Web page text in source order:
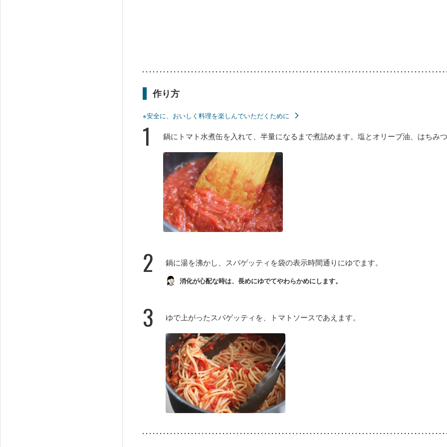
作り方
※安全に、おいしく料理を楽しんでいただくために
1 鍋にトマト水煮缶を入れて、半量になるまで煮詰めます。塩とオリーブ油、はちみつ
2 鍋に湯を沸かし、スパゲッティを袋の表示時間通りにゆでます。
消化が心配な時は、長めにゆでてやわらかめにします。
3 ゆで上がったスパゲッティを、トマトソースであえます。